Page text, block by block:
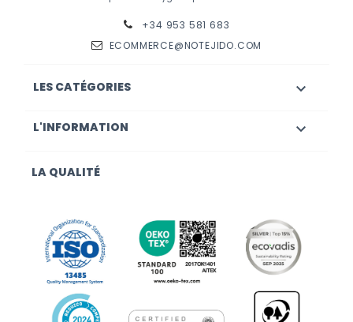
+34 953 581 683
ECOMMERCE@NOTEJIDO.COM
LES CATÉGORIES 
L'INFORMATION 
LA QUALITÉ